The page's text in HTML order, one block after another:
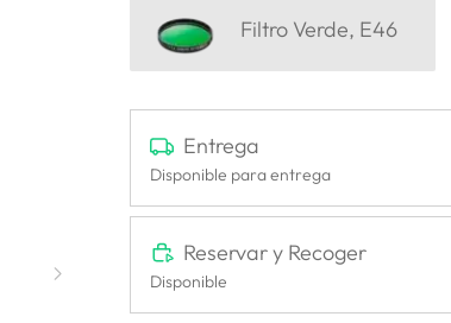
Filtro Verde, E46
Entrega
Disponible para entrega
Reservar y Recoger
Disponible